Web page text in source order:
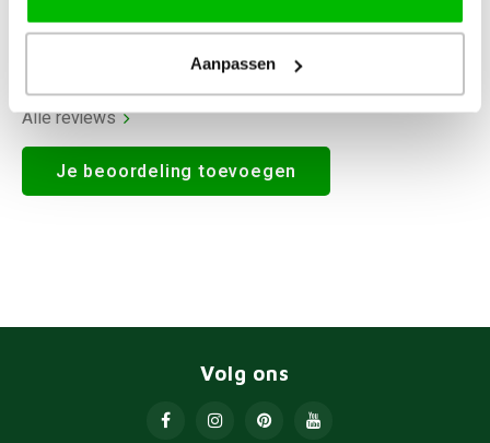
Aanpassen
Alle reviews
Je beoordeling toevoegen
Volg ons